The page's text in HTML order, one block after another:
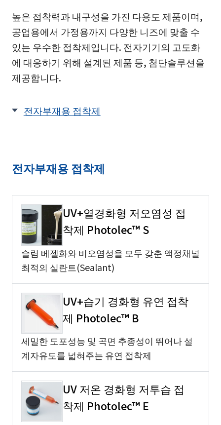
높은 접착력과 내구성을 가진 다용도 제품이며,
공업용에서 가정용까지 다양한 니즈에 맞출 수
있는 우수한 접착제입니다. 전자기기의 고도화
에 대응하기 위해 설계된 제품 등, 첨단솔루션을
제공합니다.
전자부재용 접착제
전자부재용 접착제
UV+열경화형 저오염성 접
착제 Photolec™ S
슬림 베젤화와 비오염성을 모두 갖춘 액정채널
최적의 실란트(Sealant)
UV+습기 경화형 유연 접착
제 Photolec™ B
세밀한 도포성능 및 곡면 추종성이 뛰어나 설
계자유도를 넓혀주는 유연 접착제
UV 저온 경화형 저투습 접
착제 Photolec™ E